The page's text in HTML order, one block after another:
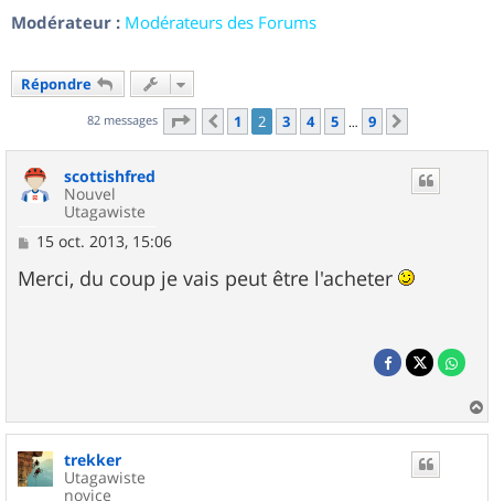
Modérateur : Modérateurs des Forums
Répondre
82 messages Page 2sur9
Précédent
1 2 3 4 5 … 9
scottishfred
Nouvel
Utagawiste
M
s
s
15 oct. 2013, 15:06
Merci, du coup je vais peut être l'acheter
a
trekker
Utagawiste
novice